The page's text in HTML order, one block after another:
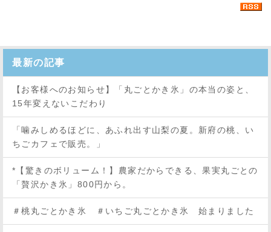
最新の記事
【お客様へのお知らせ】「丸ごとかき氷」の本当の姿と、
15年変えないこだわり
「噛みしめるほどに、あふれ出す山梨の夏。新府の桃、い
ちごカフェで販売。」
*【驚きのボリューム！】農家だからできる、果実丸ごとの
「贅沢かき氷」800円から。
＃桃丸ごとかき氷 ＃いちご丸ごとかき氷 始まりました